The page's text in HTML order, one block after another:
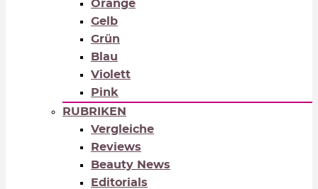
Orange
Gelb
Grün
Blau
Violett
Pink
RUBRIKEN
Vergleiche
Reviews
Beauty News
Editorials